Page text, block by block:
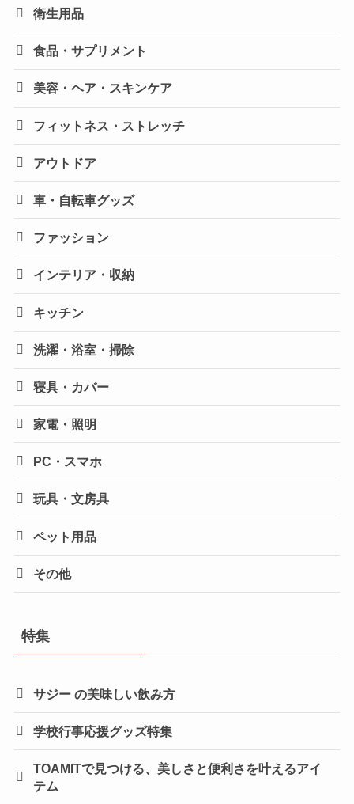
衛生用品
食品・サプリメント
美容・ヘア・スキンケア
フィットネス・ストレッチ
アウトドア
車・自転車グッズ
ファッション
インテリア・収納
キッチン
洗濯・浴室・掃除
寝具・カバー
家電・照明
PC・スマホ
玩具・文房具
ペット用品
その他
特集
サジー の美味しい飲み方
学校行事応援グッズ特集
TOAMITで見つける、美しさと便利さを叶えるアイ
テム